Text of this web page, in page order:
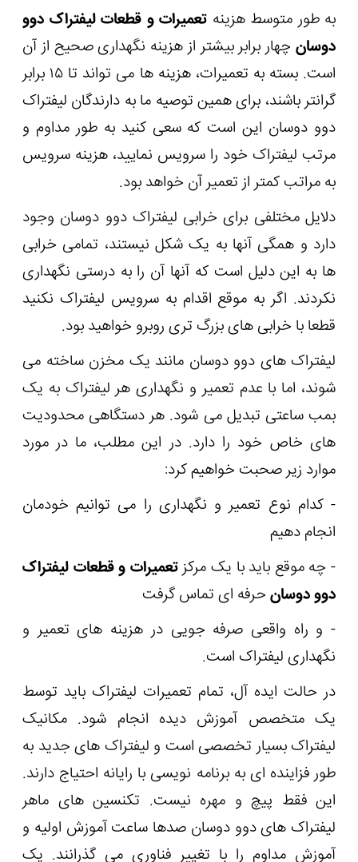
به طور متوسط ​​هزینه تعمیرات و قطعات لیفتراک دوو
دوسان چهار برابر بیشتر از هزینه نگهداری صحیح از آن
است. بسته به تعمیرات، هزینه ها می تواند تا ۱۵ برابر
گرانتر باشند، برای همین توصیه ما به دارندگان لیفتراک
دوو دوسان این است که سعی کنید به طور مداوم و
مرتب لیفتراک خود را سرویس نمایید، هزینه سرویس
به مراتب کمتر از تعمیر آن خواهد بود.
دلایل مختلفی برای خرابی لیفتراک دوو دوسان وجود
دارد و همگی آنها به یک شکل نیستند، تمامی خرابی
ها به این دلیل است که آنها آن را به درستی نگهداری
نکردند. اگر به موقع اقدام به سرویس لیفتراک نکنید
قطعا با خرابی های بزرگ تری روبرو خواهید بود.
لیفتراک های دوو دوسان مانند یک مخزن ساخته می
شوند، اما با عدم تعمیر و نگهداری هر لیفتراک به یک
بمب ساعتی تبدیل می شود. هر دستگاهی محدودیت
های خاص خود را دارد. در این مطلب، ما در مورد
موارد زیر صحبت خواهیم کرد:
- کدام نوع تعمیر و نگهداری را می توانیم خودمان
انجام دهیم
- چه موقع باید با یک مرکزتعمیرات و قطعات لیفتراک
دوو دوسانحرفه ای تماس گرفت
- و راه واقعی صرفه جویی در هزینه های تعمیر و
نگهداری لیفتراک است.
در حالت ایده آل، تمام تعمیرات لیفتراک باید توسط
یک متخصص آموزش دیده انجام شود. مکانیک
لیفتراک بسیار تخصصی است و لیفتراک های جدید به
طور فزاینده ای به برنامه نویسی با رایانه احتیاج دارند.
این فقط پیچ و مهره نیست. تکنسین های ماهر
لیفتراک های دوو دوسان صدها ساعت آموزش اولیه و
آموزش مداوم را با تغییر فناوری می گذرانند. یک